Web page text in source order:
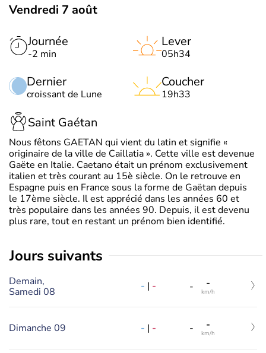
Vendredi 7 août
Journée
-2 min
Dernier
croissant de Lune
Lever
05h34
Coucher
19h33
Saint Gaétan
Nous fêtons GAETAN qui vient du latin et signifie «
originaire de la ville de Caillatia ». Cette ville est devenue
Gaëte en Italie. Caetano était un prénom exclusivement
italien et très courant au 15è siècle. On le retrouve en
Espagne puis en France sous la forme de Gaëtan depuis
le 17ème siècle. Il est apprécié dans les années 60 et
très populaire dans les années 90. Depuis, il est devenu
plus rare, tout en restant un prénom bien identifié.
jours suivants
Demain,
Samedi 08
- | - - -
km/h
Dimanche 09 - | - - -
km/h